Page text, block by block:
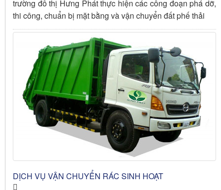
trường đô thị Hưng Phát thực hiện các công đoạn phá dỡ,
thi công, chuẩn bị mặt bằng và vận chuyển đất phế thải
DỊCH VỤ VẬN CHUYỂN RÁC SINH HOẠT